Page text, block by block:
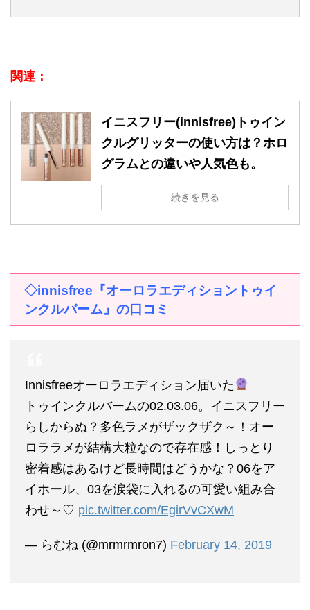
関連：
イニスフリー(innisfree)トゥイン
クルグリッターの使い方は？ホロ
グラムとの違いや人気色も。
続きを見る
◇innisfree 『オーロラエディショントゥイ
ンクルバーム』の口コミ
Innisfreeオーロラエディション届いた
トゥインクルバームの02.03.06。イニスフリー
らしからぬ？多色ラメがザックザク～！オー
ロララメが結構大粒なので存在感！しっとり
密着感はあるけど長時間はどうかな？06をア
イホール、03を涙袋に入れるの可愛い組み合
わせ～♡ pic.twitter.com/EgirVvCXwM
— らむね (@mrmrmron7) February 14, 2019